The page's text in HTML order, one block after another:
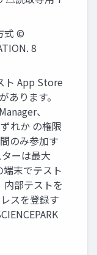
式 ©
8
ト App Store
あります。
、
れか の権限
のみ参加す
ーは最大
末でテスト
内部テストを
スを登録す